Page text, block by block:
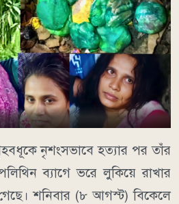
নৃশংসভাবে হত্যার পর তাঁর
ব্যাগে ভরে লুকিয়ে রাখার
শনিবার (৮ আগস্ট) বিকেলে